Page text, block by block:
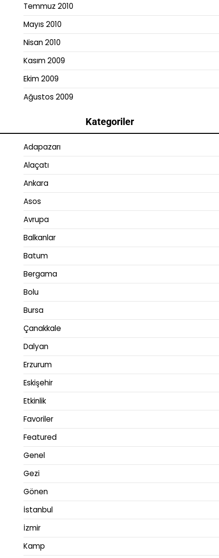
Temmuz 2010
Mayıs 2010
Nisan 2010
Kasım 2009
Ekim 2009
Ağustos 2009
Kategoriler
Adapazarı
Alaçatı
Ankara
Asos
Avrupa
Balkanlar
Batum
Bergama
Bolu
Bursa
Çanakkale
Dalyan
Erzurum
Eskişehir
Etkinlik
Favoriler
Featured
Genel
Gezi
Gönen
İstanbul
İzmir
Kamp